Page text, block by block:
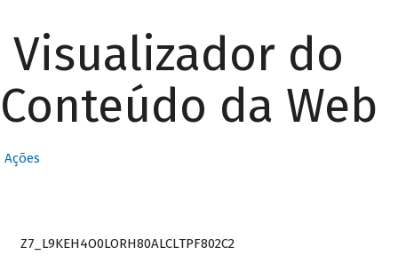
Visualizador do
Conteúdo da Web
Ações
Z7_L9KEH4O0LORH80ALCLTPF802C2